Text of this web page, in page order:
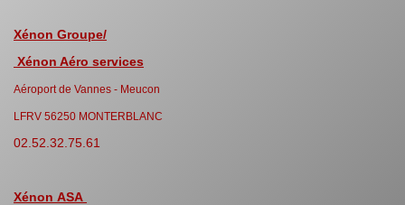
Xénon Groupe/
Xénon Aéro services
Aéroport de Vannes - Meucon
LFRV 56250 MONTERBLANC
02.52.32.75.61
Xénon ASA